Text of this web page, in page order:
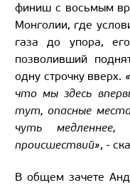
финиш с восьмым
Монголии, где
газа до упора, его
позволивший
одну строчку вверх.
что мы здесь
тут, опасные
чуть
происшествий», -
В общем зачете